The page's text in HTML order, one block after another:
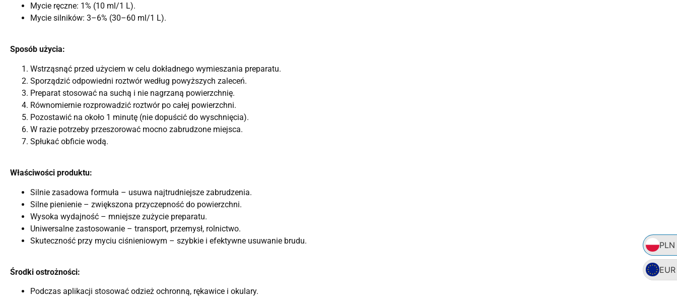
PLN
EUR
Mycie ręczne: 1% (10 ml/1 L).
Mycie silników: 3–6% (30–60 ml/1 L).
Sposób użycia:
Wstrząsnąć przed użyciem w celu dokładnego wymieszania preparatu.
Sporządzić odpowiedni roztwór według powyższych zaleceń.
Preparat stosować na suchą i nie nagrzaną powierzchnię.
Równomiernie rozprowadzić roztwór po całej powierzchni.
Pozostawić na około 1 minutę (nie dopuścić do wyschnięcia).
W razie potrzeby przeszorować mocno zabrudzone miejsca.
Spłukać obficie wodą.
Właściwości produktu:
Silnie zasadowa formuła – usuwa najtrudniejsze zabrudzenia.
Silne pienienie – zwiększona przyczepność do powierzchni.
Wysoka wydajność – mniejsze zużycie preparatu.
Uniwersalne zastosowanie – transport, przemysł, rolnictwo.
Skuteczność przy myciu ciśnieniowym – szybkie i efektywne usuwanie brudu.
Środki ostrożności:
Podczas aplikacji stosować odzież ochronną, rękawice i okulary.